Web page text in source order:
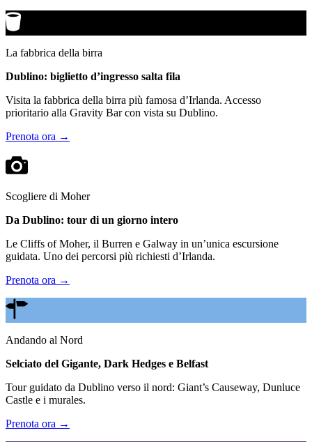
La fabbrica della birra
Dublino: biglietto d’ingresso salta fila
Visita la fabbrica della birra più famosa d’Irlanda. Accesso
prioritario alla Gravity Bar con vista su Dublino.
Prenota ora →
Scogliere di Moher
Da Dublino: tour di un giorno intero
Le Cliffs of Moher, il Burren e Galway in un’unica escursione
guidata. Uno dei percorsi più richiesti d’Irlanda.
Prenota ora →
Andando al Nord
Selciato del Gigante, Dark Hedges e Belfast
Tour guidato da Dublino verso il nord: Giant’s Causeway, Dunluce
Castle e i murales.
Prenota ora →